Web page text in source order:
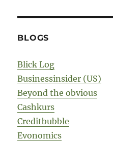
BLOGS
Blick Log
Businessinsider (US)
Beyond the obvious
Cashkurs
Creditbubble
Evonomics